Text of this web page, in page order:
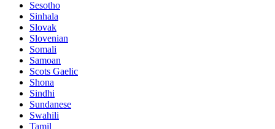
Sesotho
Sinhala
Slovak
Slovenian
Somali
Samoan
Scots Gaelic
Shona
Sindhi
Sundanese
Swahili
Tamil